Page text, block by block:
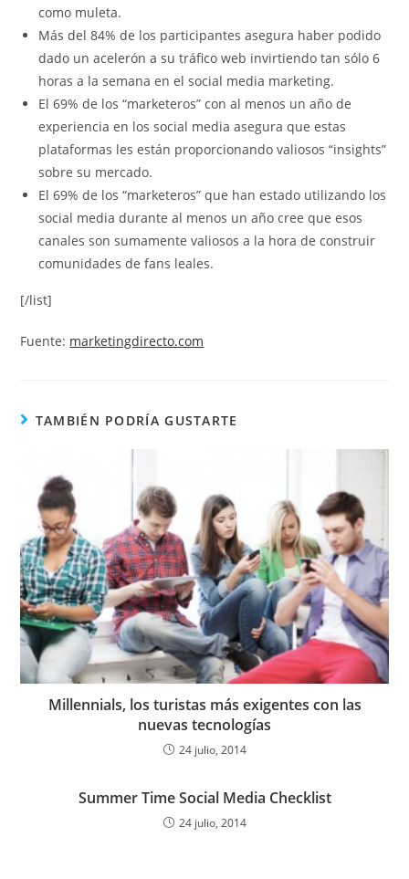
como muleta.
Más del 84% de los participantes asegura haber podido
dado un acelerón a su tráfico web invirtiendo tan sólo 6
horas a la semana en el social media marketing.
El 69% de los “marketeros” con al menos un año de
experiencia en los social media asegura que estas
plataformas les están proporcionando valiosos “insights”
sobre su mercado.
El 69% de los “marketeros” que han estado utilizando los
social media durante al menos un año cree que esos
canales son sumamente valiosos a la hora de construir
comunidades de fans leales.
[/list]
Fuente: marketingdirecto.com
TAMBIÉN PODRÍA GUSTARTE
Millennials, los turistas más exigentes con las
nuevas tecnologías
24 julio, 2014
Summer Time Social Media Checklist
24 julio, 2014